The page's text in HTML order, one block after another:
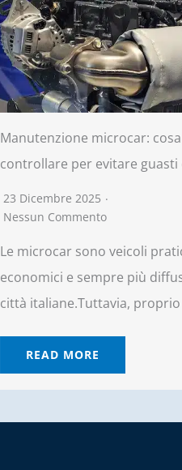
Manutenzione microcar: cosa
controllare per evitare guasti
23 Dicembre 2025
Nessun Commento
Le microcar sono veicoli
economici e sempre più
città italiane.Tuttavia, proprio
READ MORE